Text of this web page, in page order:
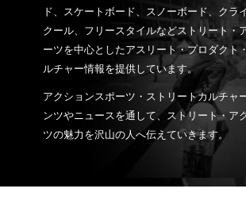
ド、スケートボード、スノーボード、クラ
クール、フリースタイルなどストリート・
ーツを中心としたアスリート・プロダクト
ルチャー情報を提供しています。
アクションスポーツ・ストリートカルチャ
ンツやニュースを通して、ストリート・ア
ツの魅力を沢山の人へ伝えていきます。